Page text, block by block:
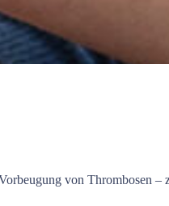
von Thrombosen